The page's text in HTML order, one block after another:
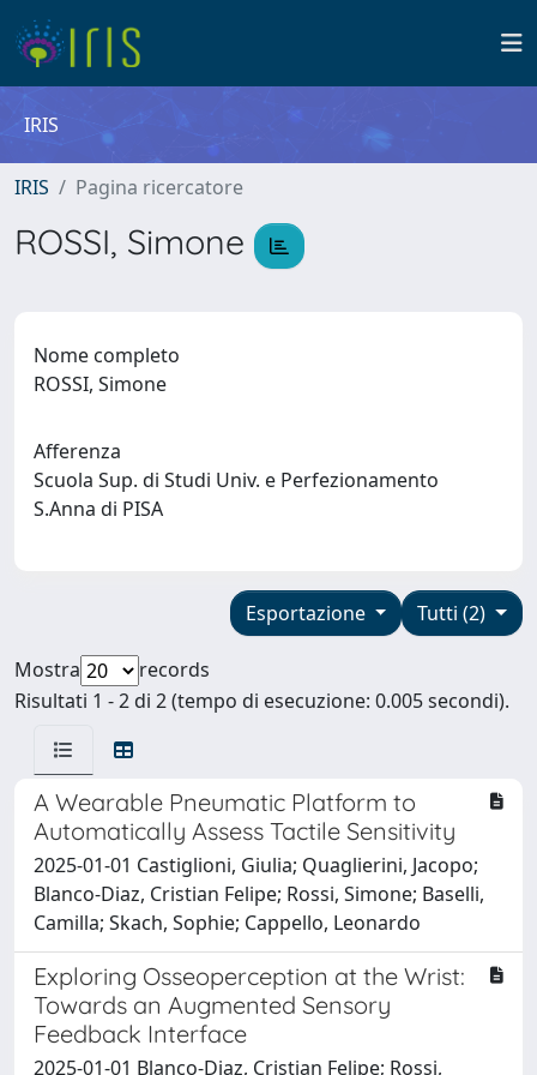
IRIS
IRIS Pagina ricercatore
ROSSI, Simone
Nome completo
ROSSI, Simone
Afferenza
Scuola Sup. di Studi Univ. e Perfezionamento
S.Anna di PISA
Tutti (2)
Esportazione
Mostra
records
Risultati 1 - 2 di 2 (tempo di esecuzione: 0.005 secondi).
A Wearable Pneumatic Platform to
Automatically Assess Tactile Sensitivity
2025-01-01 Castiglioni, Giulia; Quaglierini, Jacopo;
Blanco-Diaz, Cristian Felipe; Rossi, Simone; Baselli,
Camilla; Skach, Sophie; Cappello, Leonardo
Exploring Osseoperception at the Wrist:
Towards an Augmented Sensory
Feedback Interface
2025-01-01 Blanco-Diaz, Cristian Felipe; Rossi,